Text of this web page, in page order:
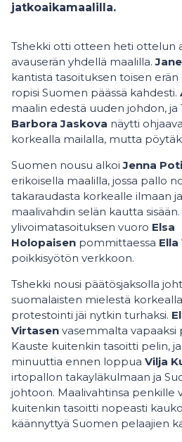
jatkoaikamaalilla.
Tshekki otti otteen heti ottelun
avauserän yhdellä maalilla.
kantista tasoituksen toisen
ropisi Suomen päässä kahdesti.
maalin edestä uuden johdon, ja
Barbora Jaskova näytti
korkealla mailalla, mutta
Suomen nousu alkoiJenna
erikoisella maalilla, jossa pallo
takaraudasta korkealle ilmaan
maalivahdin selän kautta
ylivoimatasoituksen vuoro Elsa
Holopaisen pommittaessa
poikkisyötön verkkoon.
Tshekki nousi päätösjaksolla
suomalaisten mielestä
protestointi jäi nytkin turhaksi.
Virtasen vasemmalta vapaaksi
Kauste kuitenkin tasoitti pelin,
minuuttia ennen loppua Vilja
irtopallon takayläkulmaan ja
johtoon. Maalivahtinsa penkille
kuitenkin tasoitti nopeasti
käännyttyä Suomen pelaajien